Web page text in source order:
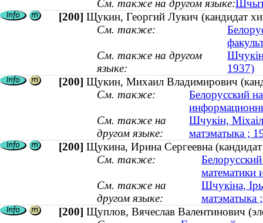
См. также на другом языке:
[200] Щукин, Георгий Лукич (кандидат
См. также:
См. также на другом
языке:
1937)
[200] Щукин, Михаил Владимирович
См. также:
Белорусский
См. также на
другом языке:
Шчукін,
матэматыка ;
[200] Щукина, Ирина Сергеевна
См. также:
математики
См. также на
другом языке:
Шчукiна,
матэматыка
[200] Щуплов, Вячеслав Валентинович